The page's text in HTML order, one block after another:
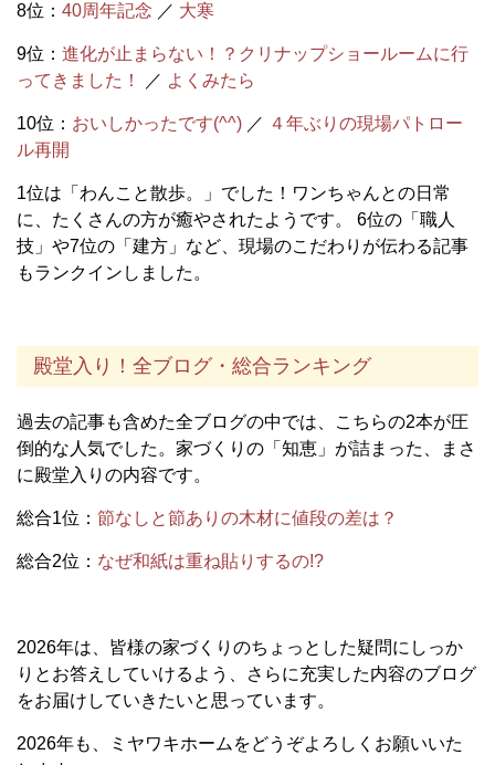
8位： 40周年記念 ／ 大寒
9位： 進化が止まらない！？クリナップショールームに行
ってきました！
／ よくみたら
10位： おいしかったです(^^) ／ ４年ぶりの現場パトロー
ル再開
1位は「わんこと散歩。」でした！ワンちゃんとの日常
に、たくさんの方が癒やされたようです。 6位の「職人
技」や7位の「建方」など、現場のこだわりが伝わる記事
もランクインしました。
殿堂入り！全ブログ・総合ランキング
過去の記事も含めた全ブログの中では、こちらの2本が圧
倒的な人気でした。家づくりの「知恵」が詰まった、まさ
に殿堂入りの内容です。
総合1位： 節なしと節ありの木材に値段の差は？
総合2位： なぜ和紙は重ね貼りするの!?
2026年は、皆様の家づくりのちょっとした疑問にしっか
りとお答えしていけるよう、さらに充実した内容のブログ
をお届けしていきたいと思っています。
2026年も、ミヤワキホームをどうぞよろしくお願いいた